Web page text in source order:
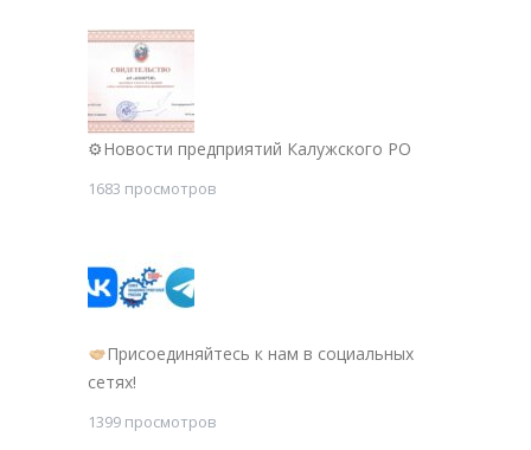
⚙Новости предприятий Калужского РО
1683 просмотров
Присоединяйтесь к нам в социальных
сетях!
1399 просмотров